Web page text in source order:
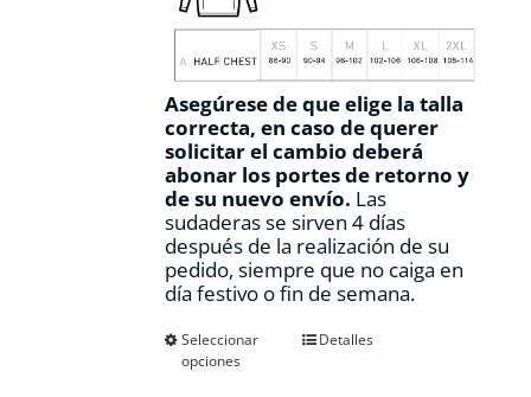
Asegúrese de que elige la talla
correcta, en caso de querer
solicitar el cambio deberá
abonar los portes de retorno y
de su nuevo envío. Las
sudaderas se sirven 4 días
después de la realización de su
pedido, siempre que no caiga en
día festivo o fin de semana.
Seleccionar
opciones
EsteDetalles